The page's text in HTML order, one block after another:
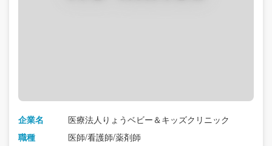
企業名
医療法人りょうベビー＆キッズクリニック
職種
医師/看護師/薬剤師